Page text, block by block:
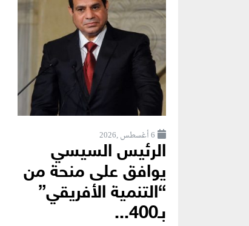
6 أغسطس ,2026
الرئيس السيسي
يوافق على منحة من
“التنمية الأفريقي”
بـ400...